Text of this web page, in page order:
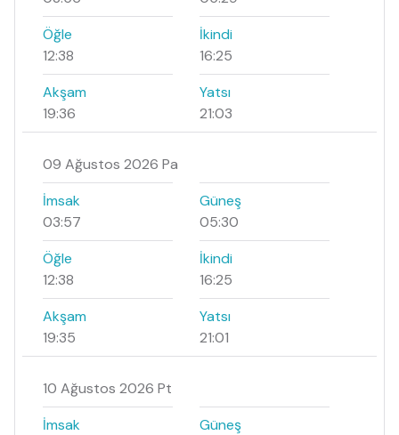
Öğle
12:38
İkindi
16:25
Akşam
19:36
Yatsı
21:03
09 Ağustos 2026 Pa
İmsak
03:57
Güneş
05:30
Öğle
12:38
İkindi
16:25
Akşam
19:35
Yatsı
21:01
10 Ağustos 2026 Pt
İmsak
Güneş